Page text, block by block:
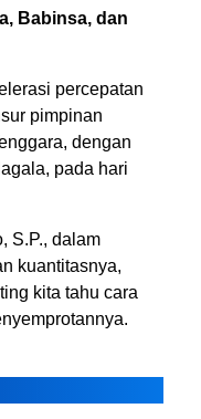
Babinsa, dan
percepatan
pimpinan
dengan
pada hari
S.P., dalam
kuantitasnya,
kita tahu cara